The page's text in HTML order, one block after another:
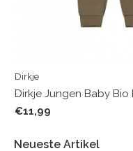
Dirkje
Dirkje Jungen Baby Bio
€11,99
Neueste Artikel